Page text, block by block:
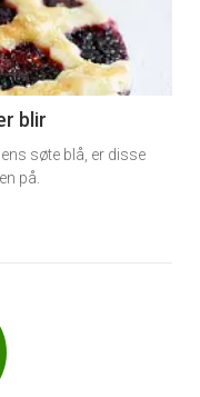
blir
søte blå, er disse
på.